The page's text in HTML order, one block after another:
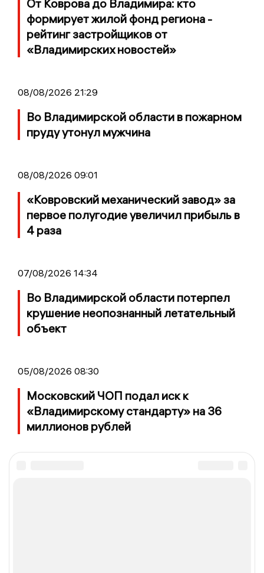
От Коврова до Владимира: кто
формирует жилой фонд региона -
рейтинг застройщиков от
«Владимирских новостей»
08/08/2026 21:29
Во Владимирской области в пожарном
пруду утонул мужчина
08/08/2026 09:01
«Ковровский механический завод» за
первое полугодие увеличил прибыль в
4 раза
07/08/2026 14:34
Во Владимирской области потерпел
крушение неопознанный летательный
объект
05/08/2026 08:30
Московский ЧОП подал иск к
«Владимирскому стандарту» на 36
миллионов рублей